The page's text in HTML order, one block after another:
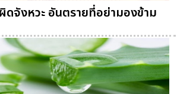
ดจังหวะ อันตรายที่อย่ามองข้าม